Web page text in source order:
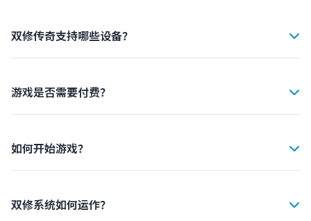
双修传奇支持哪些设备？
游戏是否需要付费？
如何开始游戏？
手玩家会获得丰厚的新手礼包。
双修系统如何运作？